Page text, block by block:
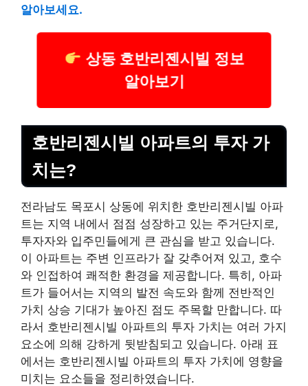
알아보세요.
상동 호반리젠시빌 정보
알아보기
호반리젠시빌 아파트의 투자 가
치는?
전라남도 목포시 상동에 위치한 호반리젠시빌 아파
트는 지역 내에서 점점 성장하고 있는 주거단지로,
투자자와 입주민들에게 큰 관심을 받고 있습니다.
이 아파트는 주변 인프라가 잘 갖추어져 있고, 호수
와 인접하여 쾌적한 환경을 제공합니다. 특히, 아파
트가 들어서는 지역의 발전 속도와 함께 전반적인
가치 상승 기대가 높아진 점도 주목할 만합니다. 따
라서 호반리젠시빌 아파트의 투자 가치는 여러 가지
요소에 의해 강하게 뒷받침되고 있습니다. 아래 표
에서는 호반리젠시빌 아파트의 투자 가치에 영향을
미치는 요소들을 정리하였습니다.